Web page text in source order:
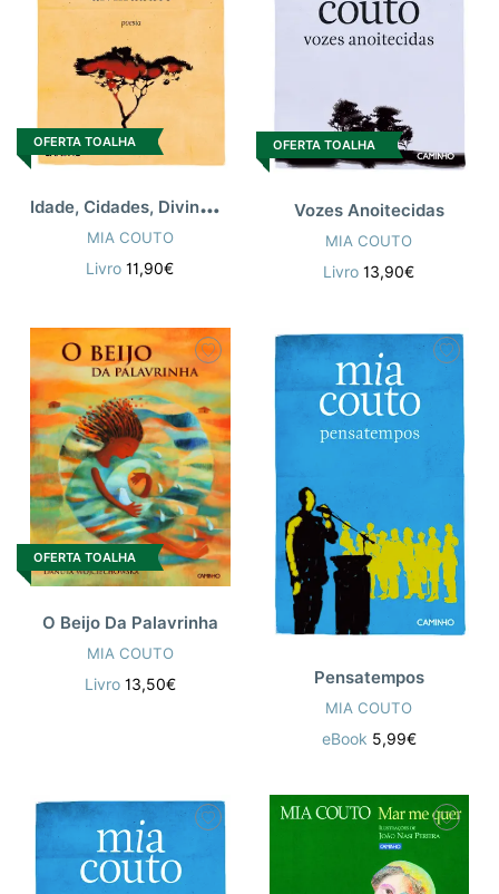
OFERTA TOALHA
I
dade, Cidades, Divindades
MIA COUTO
Livro11,90€
OFERTA TOALHA
Vozes Anoitecidas
MIA COUTO
Livro13,90€
OFERTA TOALHA
O Beijo Da Palavrinha
MIA COUTO
Livro 13,50€ Pensatempos
MIA COUTO
eBook 5,99€